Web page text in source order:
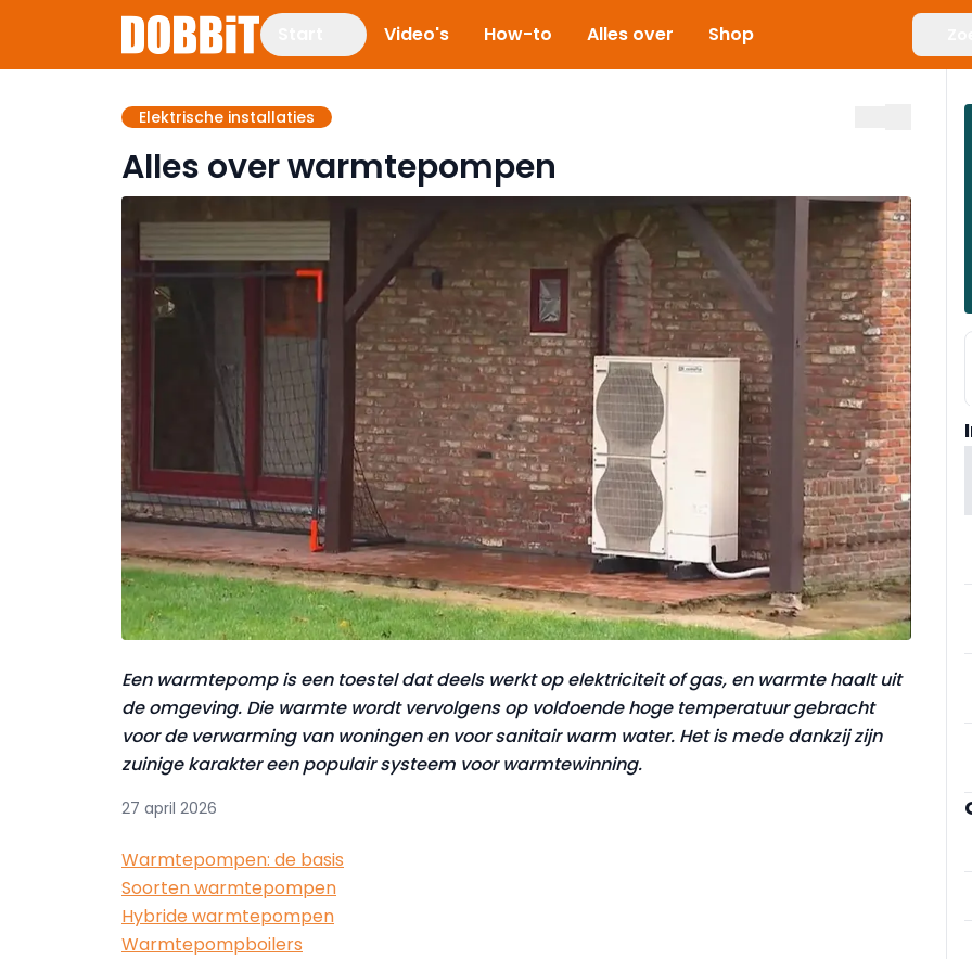
Video's How-to Alles over Shop
Elektrische installaties
Alles over warmtepompen
Een warmtepomp is een toestel dat deels werkt op elektriciteit of gas, en warmte haalt uit
de omgeving. Die warmte wordt vervolgens op voldoende hoge temperatuur gebracht
voor de verwarming van woningen en voor sanitair warm water. Het is mede dankzij zijn
zuinige karakter een populair systeem voor warmtewinning.
27 april 2026
Warmtepompen: de basis
Soorten warmtepompen
Hybride warmtepompen
Warmtepompboilers